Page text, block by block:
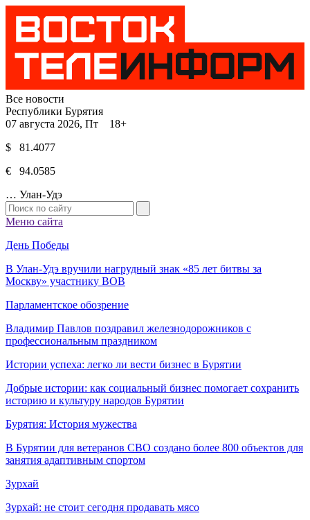
Все новости
Республики Бурятия
07 августа 2026, Пт 18+
$ 81.4077
€ 94.0585
… Улан-Удэ
Меню сайта
День Победы
В Улан-Удэ вручили нагрудный знак «85 лет битвы за
Москву» участнику ВОВ
Парламентское обозрение
Владимир Павлов поздравил железнодорожников с
профессиональным праздником
Истории успеха: легко ли вести бизнес в Бурятии
Добрые истории: как социальный бизнес помогает сохранить
историю и культуру народов Бурятии
Бурятия: История мужества
В Бурятии для ветеранов СВО создано более 800 объектов для
занятия адаптивным спортом
Зурхай
Зурхай: не стоит сегодня продавать мясо